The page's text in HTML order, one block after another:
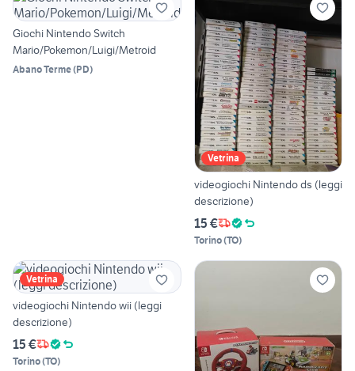
Giochi Nintendo Switch
Mario/Pokemon/Luigi/Metroid
Abano Terme(PD)
Vetrina
videogiochi Nintendo ds (leggi
descrizione)
15 €
Torino(TO)
Vetrina
videogiochi Nintendo wii (leggi
descrizione)
15 €
Torino(TO)